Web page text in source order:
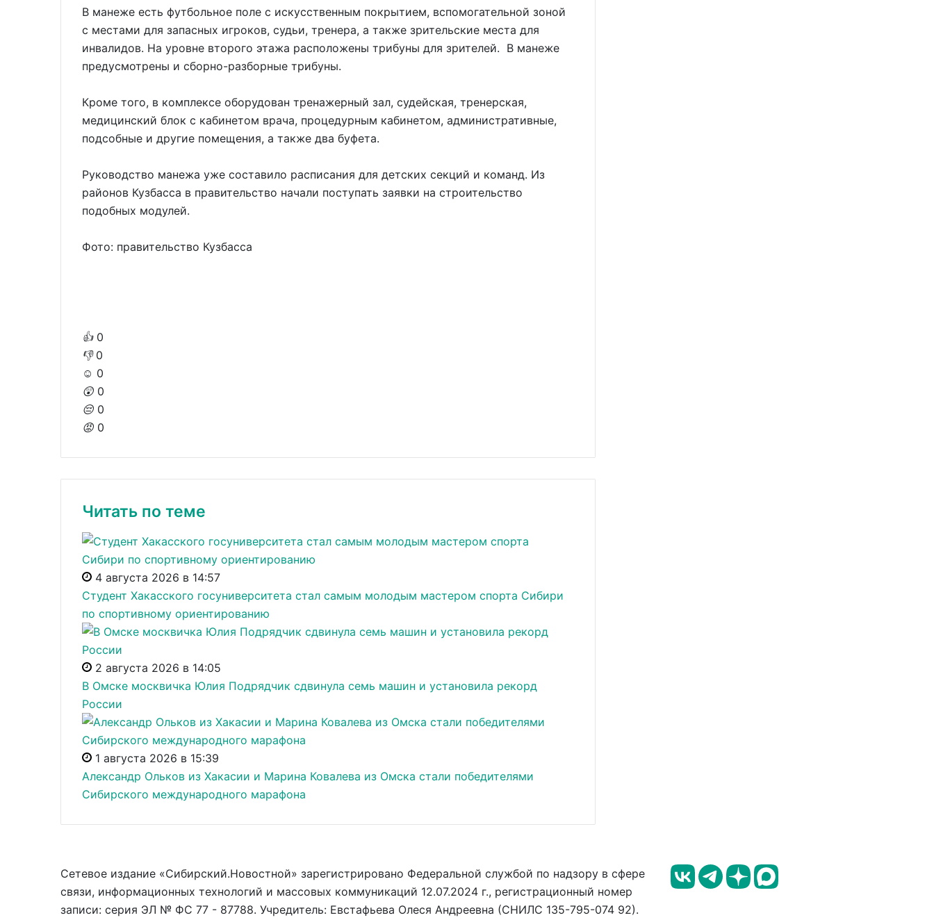
В манеже есть футбольное поле с искусственным покрытием, вспомогательной зоной
с местами для запасных игроков, судьи, тренера, а также зрительские места для
инвалидов. На уровне второго этажа расположены трибуны для зрителей. В манеже
предусмотрены и сборно-разборные трибуны.
Кроме того, в комплексе оборудован тренажерный зал, судейская, тренерская,
медицинский блок с кабинетом врача, процедурным кабинетом, административные,
подсобные и другие помещения, а также два буфета.
Руководство манежа уже составило расписания для детских секций и команд. Из
районов Кузбасса в правительство начали поступать заявки на строительство
подобных модулей.
Фото: правительство Кузбасса
👍 0
👎 0
☺️ 0
😲 0
😔 0
😡 0
Читать по теме
4 августа 2026 в 14:57
Студент Хакасского госуниверситета стал самым молодым мастером спорта Сибири
по спортивному ориентированию
2 августа 2026 в 14:05
В Омске москвичка Юлия Подрядчик сдвинула семь машин и установила рекорд
России
1 августа 2026 в 15:39
Александр Ольков из Хакасии и Марина Ковалева из Омска стали победителями
Сибирского международного марафона
Сетевое издание «Сибирский.Новостной» зарегистрировано Федеральной службой по надзору в сфере
связи, информационных технологий и массовых коммуникаций 12.07.2024 г., регистрационный номер
записи: серия ЭЛ № ФС 77 - 87788. Учредитель: Евстафьева Олеся Андреевна (СНИЛС 135-795-074 92).